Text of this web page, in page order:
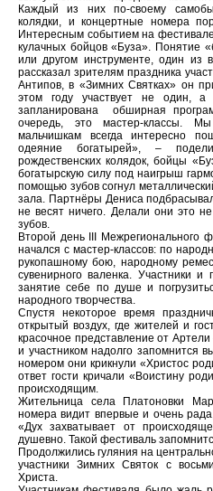
Каждый из них по-своему
колядки, и концертные номера
Интересным событием на
кулачных бойцов «Буза». Понятие
или другом инструменте, один из
рассказал зрителям праздника
Антипов, в «Зимних Святках» он
этом году участвует не один,
запланирована обширная
очередь, это мастер-классы.
мальчишкам всегда интересно
одеяние богатырей», –
рождественских колядок, бойцы
богатырскую силу под наигрыш
помощью зубов согнул
зала. Партнёры Дениса
не весят ничего. Делали они это
зубов.
Второй день III Межрегионального
начался с мастер-классов: по
рукопашному бою, народному
сувенирного валенка. Участники и
занятие себе по душе и
народного творчества.
Спустя некоторое время
открытый воздух, где жителей и
красочное представление от
и участником надолго запомнится
номером они крикнули «Христос
ответ гости кричали «Воистину
происходящим.
Жительница села Платоновки
номера видит впервые и очень
«Дух захватывает от
душевно. Такой фестиваль
Продолжились гуляния на
участники Зимних Святок с
Христа.